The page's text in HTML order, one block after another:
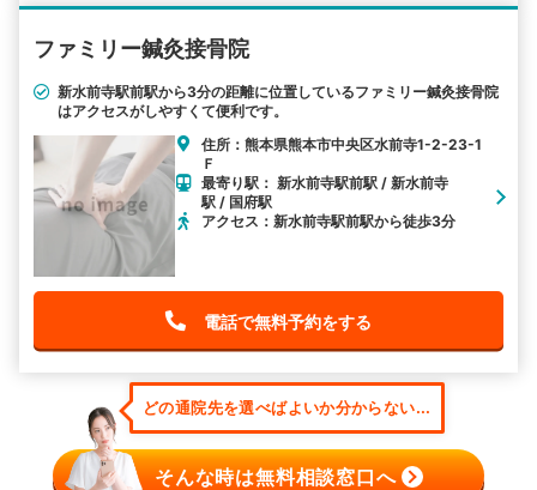
ファミリー鍼灸接骨院
新水前寺駅前駅から3分の距離に位置しているファミリー鍼灸接骨院
はアクセスがしやすくて便利です。
住所：熊本県熊本市中央区水前寺1-2-23-1
Ｆ
最寄り駅： 新水前寺駅前駅 / 新水前寺
駅 / 国府駅
アクセス：新水前寺駅前駅から徒歩3分
電話で無料予約をする
どの通院先を選べばよいか分からない...
そんな時は無料相談窓口へ